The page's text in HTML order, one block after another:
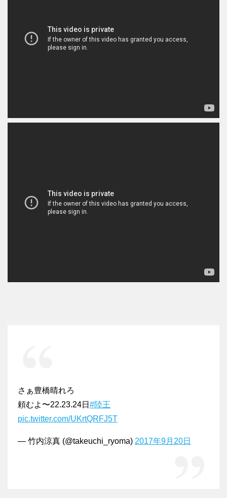
さぁ豊橋晴れろ
頼むよ〜22.23.24日 #陸王
pic.twitter.com/UKrtQRFJ5T
— 竹内涼真 (@takeuchi_ryoma) 2017年9月20日